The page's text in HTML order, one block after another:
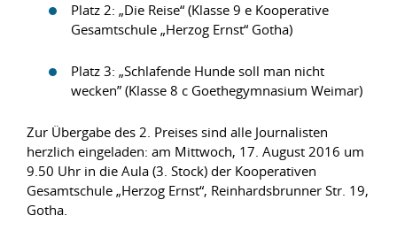
Platz 2: „Die Reise“ (Klasse 9 e Kooperative
Gesamtschule „Herzog Ernst“ Gotha)
Platz 3: „Schlafende Hunde soll man nicht
wecken” (Klasse 8 c Goethegymnasium Weimar)
Zur Übergabe des 2. Preises sind alle Journalisten
herzlich eingeladen: am Mittwoch, 17. August 2016 um
9.50 Uhr in die Aula (3. Stock) der Kooperativen
Gesamtschule „Herzog Ernst“, Reinhardsbrunner Str. 19,
Gotha.